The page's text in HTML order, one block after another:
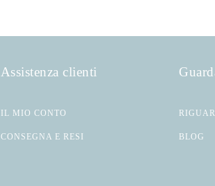
Assistenza clienti
IL MIO CONTO
CONSEGNA E RESI BLOG